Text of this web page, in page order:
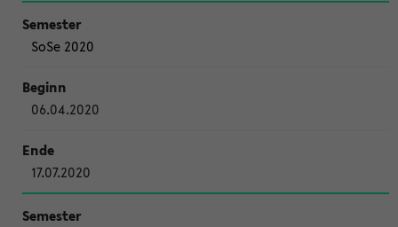
SoSe 2020
06.04.2020
17.07.2020